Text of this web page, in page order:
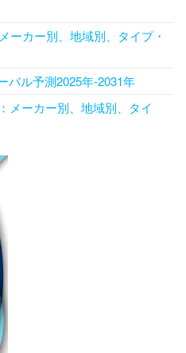
ーカー別、地域別、タイプ・
バル予測2025年-2031年
メーカー別、地域別、タイ